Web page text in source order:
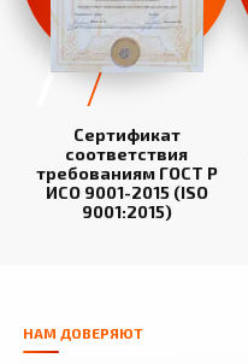
Сертификат
соответствия
требованиям ГОСТ Р
ИСО 9001-2015 (ISO
9001:2015)
НАМ ДОВЕРЯЮТ